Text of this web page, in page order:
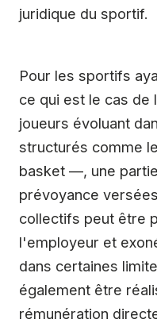
juridique du sportif.
Pour les sportifs
ce qui est le cas de
joueurs évoluant
structurés comme
basket —, une
prévoyance
collectifs peut être
l'employeur et
dans certaines
également être
rémunération